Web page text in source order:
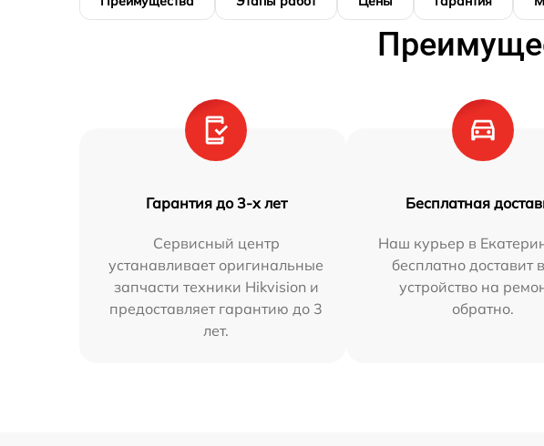
Гарантия до 3-х лет
Сервисный центр
устанавливает оригинальные
запчасти техники Hikvision и
предоставляет гарантию до 3
лет.
Бесплатная
Наш курьер в
бесплатно доставит
устройство на
обратно.